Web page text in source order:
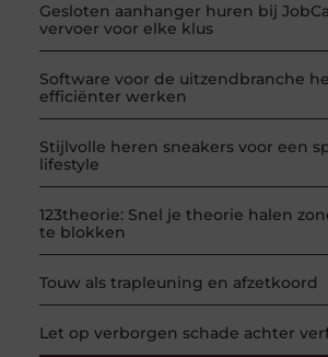
Gesloten aanhanger huren bij
vervoer voor elke klus
Software voor de uitzendbranche
efficiënter werken
Stijlvolle heren sneakers voor een
lifestyle
123theorie: Snel je theorie halen
te blokken
Touw als trapleuning en afzetkoord
Let op verborgen schade achter